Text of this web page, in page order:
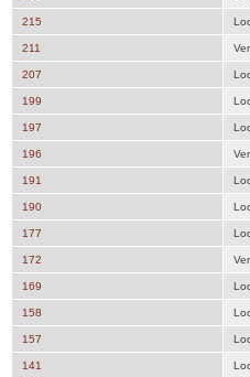
215
211
207
199
197
196
191
190
177
172
169
158
157
141